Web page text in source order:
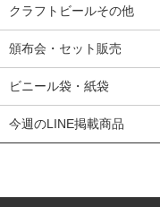
クラフトビールその他
頒布会・セット販売
ビニール袋・紙袋
今週のLINE掲載商品